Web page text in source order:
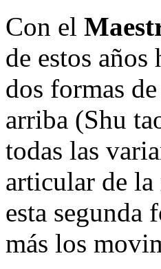
Con el
de estos
dos formas
arriba (Shu
todas las
articular de
esta segunda
más los